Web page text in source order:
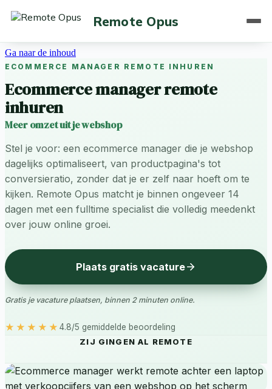
Remote Opus
Ga naar de inhoud
ECOMMERCE MANAGER REMOTE INHUREN
Ecommerce manager remote
inhuren
Meer omzet uit je webshop
Stel je voor: een ecommerce manager die je webshop
dagelijks optimaliseert, van productpagina's tot
conversieratio, zonder dat je er zelf naar hoeft om te
kijken. Remote Opus matcht je binnen ongeveer 14
dagen met een fulltime specialist die volledig meedenkt
over jouw online groei.
Plaats gratis vacature
Gratis je vacature plaatsen, binnen 2 minuten online.
★★★★★ 4.8/5 gemiddelde beoordeling
ZIJ GINGEN AL REMOTE